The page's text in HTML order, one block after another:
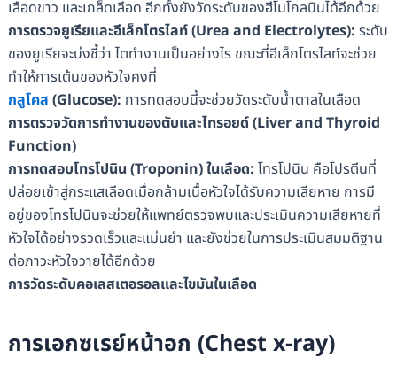
เลือดขาว และเกล็ดเลือด อีกทั้งยังวัดระดับของฮีโมโกลบินได้อีกด้วย
การตรวจยูเรียและอีเล็กโตรไลท์ (Urea and Electrolytes): ระดับ
ของยูเรียจะบ่งชี้ว่า ไตทำงานเป็นอย่างไร ขณะที่อีเล็กโตรไลท์จะช่วย
ทำให้การเต้นของหัวใจคงที่
กลูโคส (Glucose): การทดสอบนี้จะช่วยวัดระดับน้ำตาลในเลือด
การตรวจวัดการทำงานของตับและไทรอยด์ (Liver and Thyroid
Function)
การทดสอบโทรโปนิน (Troponin) ในเลือด: โทรโปนิน คือโปรตีนที่
ปล่อยเข้าสู่กระแสเลือดเมื่อกล้ามเนื้อหัวใจได้รับความเสียหาย การมี
อยู่ของโทรโปนินจะช่วยให้แพทย์ตรวจพบและประเมินความเสียหายที่
หัวใจได้อย่างรวดเร็วและแม่นยำ และยังช่วยในการประเมินสมมติฐาน
ต่อภาวะหัวใจวายได้อีกด้วย
การวัดระดับคอเลสเตอรอลและไขมันในเลือด
การเอกซเรย์หน้าอก (Chest x-ray)